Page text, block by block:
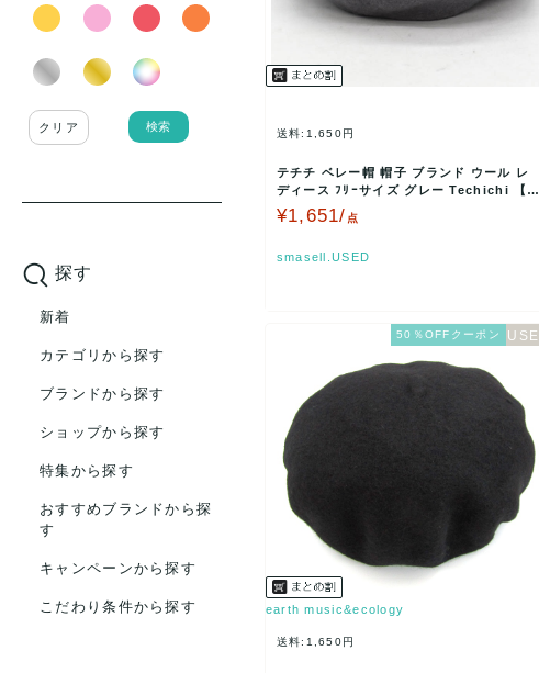
SENSE OF GRACE(1)
OLIVE des OLIVE(1)
MICHEL KLEIN(1)
HARRIS TWEED(1)
mila schon(1)
Bronte(1)
ELLE PLANETE(1)
CROCODILE(1)
NINE WEST(1)
DAKS(1)
クリア 検索
探す
新着
カテゴリから探す
ブランドから探す
ショップから探す
特集から探す
おすすめブランドから探
す
キャンペーンから探す
こだわり条件から探す
送料:1,650円
テチチ ベレー帽 帽子 ブランド ウール レ
ディース ﾌﾘｰサイズ グレー Techichi 【中
古…
¥1,651/ 点
smasell.USED
50％OFFクーポン
earth music&ecology
送料:1,650円